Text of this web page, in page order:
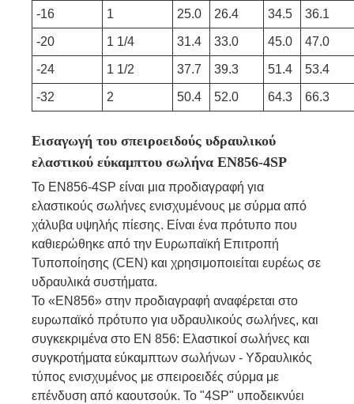
-16 1 25.0 26.4 34.5 36.1
-20 1 1/4 31.4 33.0 45.0 47.0
-24 1 1/2 37.7 39.3 51.4 53.4
-32 2 50.4 52.0 64.3 66.3
Εισαγωγή του σπειροειδούς υδραυλικού
ελαστικού εύκαμπτου σωλήνα EN856-4SP
Το EN856-4SP είναι μια προδιαγραφή για
ελαστικούς σωλήνες ενισχυμένους με σύρμα από
χάλυβα υψηλής πίεσης. Είναι ένα πρότυπο που
καθιερώθηκε από την Ευρωπαϊκή Επιτροπή
Τυποποίησης (CEN) και χρησιμοποιείται ευρέως σε
υδραυλικά συστήματα.
Το «EN856» στην προδιαγραφή αναφέρεται στο
ευρωπαϊκό πρότυπο για υδραυλικούς σωλήνες, και
συγκεκριμένα στο EN 856: Ελαστικοί σωλήνες και
συγκροτήματα εύκαμπτων σωλήνων - Υδραυλικός
τύπος ενισχυμένος με σπειροειδές σύρμα με
επένδυση από καουτσούκ. Το "4SP" υποδεικνύει